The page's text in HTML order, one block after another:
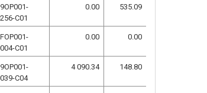
C01
0.00 535.09
C01
0.00 0.00
C04
4 090.34 148.80